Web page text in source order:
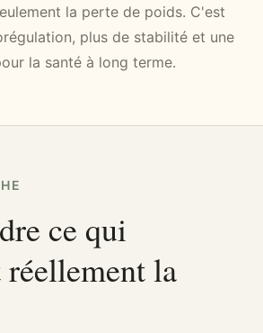
la perte de poids. C'est
plus de stabilité et une
la santé à long terme.
ce qui
la